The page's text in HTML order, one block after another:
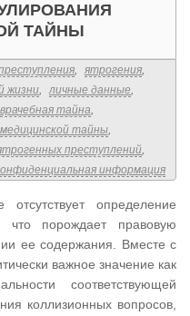
ТАЙНЫ
, ятрогения,
жизни, личные данные,
врачебная тайна,
тайны,
преступлений,
информация
отсутствует определение
что порождает правовую
ее содержания. Вместе с
важное значение как
соответствующей
коллизионных вопросов,